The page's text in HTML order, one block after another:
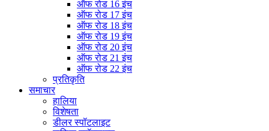
ऑफ रोड 16 इंच
ऑफ रोड 17 इंच
ऑफ रोड 18 इंच
ऑफ रोड 19 इंच
ऑफ रोड 20 इंच
ऑफ रोड 21 इंच
ऑफ रोड 22 इंच
प्रतिकृति
समाचार
हालिया
विशेषता
डीलर स्पॉटलाइट